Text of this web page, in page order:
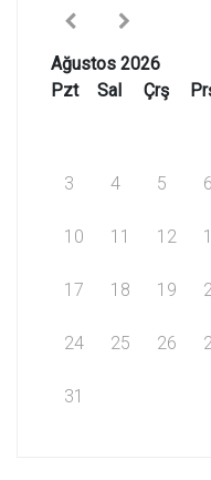
Ağustos 2026
Pzt
Sal Çrş
3 4 5 6
10 11 12
17 18 19
24 25 26
31